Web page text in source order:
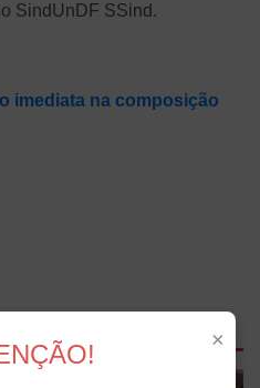
SindUnDF SSind.
imediata na composição
×